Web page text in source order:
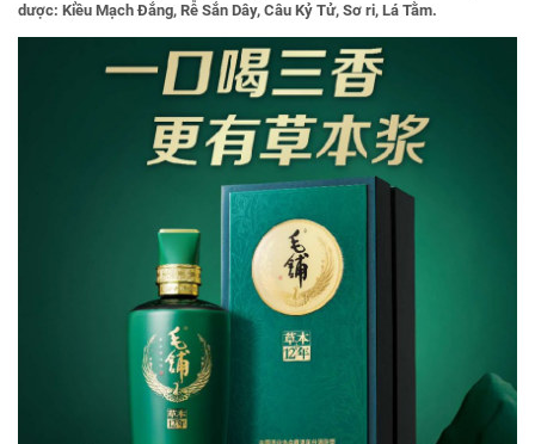
dược: Kiều Mạch Đắng, Rễ Sắn Dây, Câu Kỷ Tử, Sơ ri, Lá Tằm.